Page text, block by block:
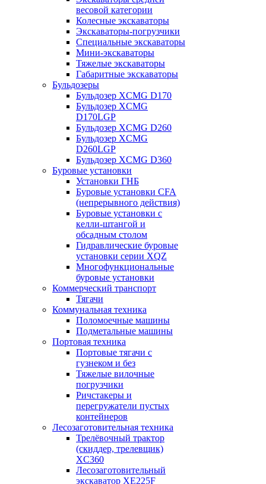
весовой категории
Колесные экскаваторы
Экскаваторы-погрузчики
Специальные экскаваторы
Мини-экскаваторы
Тяжелые экскаваторы
Габаритные экскаваторы
Бульдозеры
Бульдозер XCMG D170
Бульдозер XCMG
D170LGP
Бульдозер XCMG D260
Бульдозер XCMG
D260LGP
Бульдозер XCMG D360
Буровые установки
Установки ГНБ
Буровые установки CFA
(непрерывного действия)
Буровые установки с
келли-штангой и
обсадным столом
Гидравлические буровые
установки серии XQZ
Многофункциональные
буровые установки
Коммерческий транспорт
Тягачи
Коммунальная техника
Поломоечные машины
Подметальные машины
Портовая техника
Портовые тягачи с
гузнеком и без
Тяжелые вилочные
погрузчики
Ричстакеры и
перегружатели пустых
контейнеров
Лесозаготовительная техника
Трелёвочный трактор
(скиддер, трелевщик)
XC360
Лесозаготовительный
экскаватор XE225F